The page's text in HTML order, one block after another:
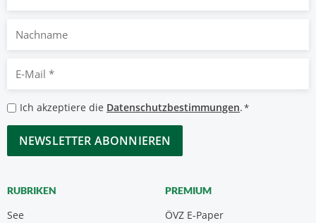
Nachname
Mail
*
Datenschutzbestimmungen
*
Ich akzeptiere die Datenschutzbestimmungen.*
CAPTCHA
RUBRIKEN
See
PREMIUM
ÖVZ E-Paper